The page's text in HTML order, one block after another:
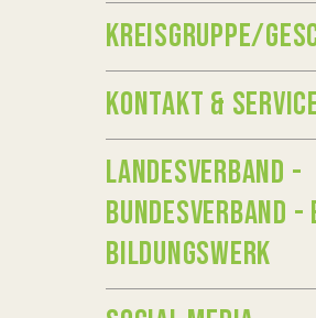
KREISGRUPPE/
KONTAKT &
LANDESVERBAND -
BUNDESVERBAND -
BILDUNGSWERK